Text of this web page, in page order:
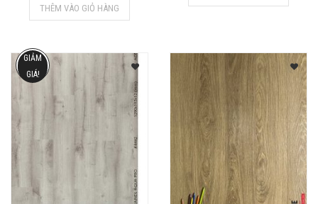
THÊM VÀO GIỎ HÀNG
GIẢM
GIÁ!